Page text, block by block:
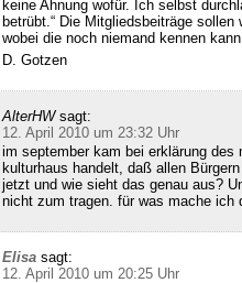
keine Ahnung wofür. Ich selbst
betrübt.“ Die Mitgliedsbeiträge
wobei die noch niemand kennen
D. Gotzen
AlterHW sagt:
12. April 2010 um 23:32 Uhr
im september kam bei erklärung
kulturhaus handelt, daß allen
jetzt und wie sieht das genau aus?
nicht zum tragen. für was mache ich
Elisa sagt:
12. April 2010 um 20:25 Uhr